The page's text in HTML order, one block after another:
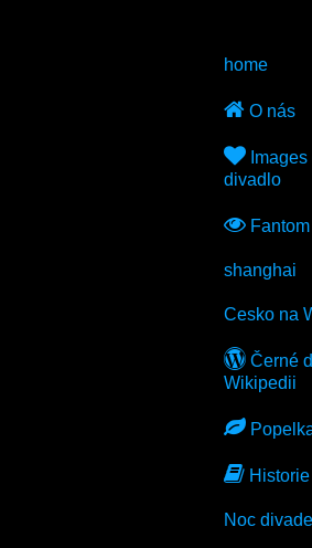
home
O nás
divadlo
shanghai
Cesko na
Černé
Wikipedii
Noc